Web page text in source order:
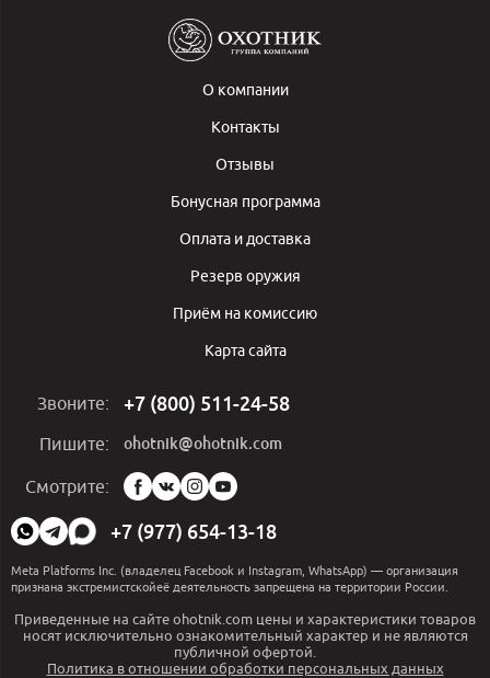
О компании
Контакты
Отзывы
Бонусная программа
Оплата и доставка
Резерв оружия
Приём на комиссию
Карта сайта
Звоните: +7 (800) 511-24-58
Пишите: ohotnik@ohotnik.com
Смотрите:
Мы
в
социальных
сетях:
+7 (977) 654-13-18
Meta Platforms Inc. (владелец Facebook и Instagram, WhatsApp) — организация
признана экстремистскойеё деятельность запрещена на территории России.
Приведенные на сайте ohotnik.com цены и характеристики товаров
носят исключительно ознакомительный характер и не являются
публичной офертой.
Политика в отношении обработки персональных данных